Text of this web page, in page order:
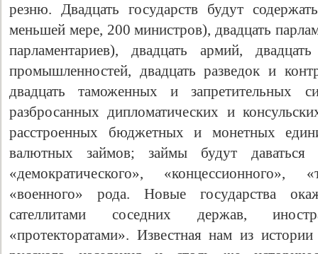
резню. Двадцать государств будут
меньшей мере, 200 министров), двадцать
парламентариев), двадцать армий,
промышленностей, двадцать разведок и
двадцать таможенных и запретительных
разбросанных дипломатических и
расстроенных бюджетных и монетных
валютных займов; займы будут даваться
«демократического», «концессионного»,
«военного» рода. Новые государства
сателлитами соседних держав,
«протекторатами». Известная нам из